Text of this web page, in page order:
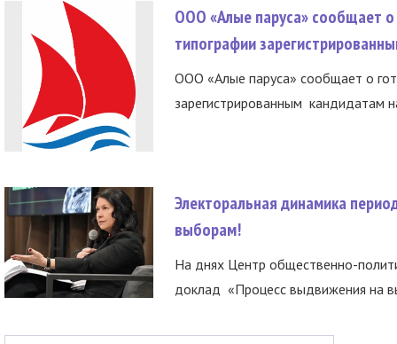
ООО «Алые паруса» сообщает о
типографии
ООО «Алые паруса» сообщает о
зарегистрированным кандидатам
Электоральная динамика
выборам!
На днях Центр общественно-
доклад «Процесс выдвижения на